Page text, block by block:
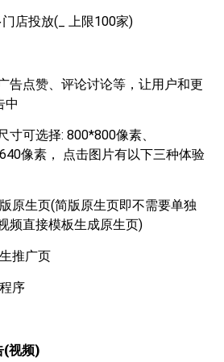
店投放(_ 上限100家)
告点赞、评论讨论等，让用户和更
中
寸可选择: 800*800像素、
像素， 点击图片有以下三种体验
原生页(简版原生页即不需要单独
频直接模板生成原生页)
推广页
序
(视频)